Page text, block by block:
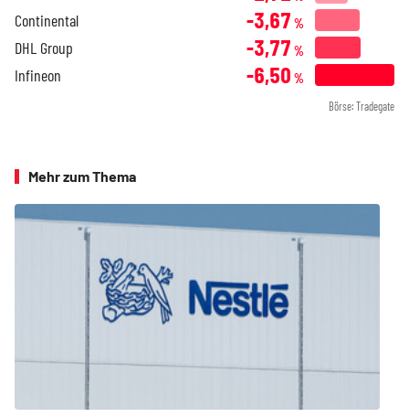
Continental -3,67 %
DHL Group -3,77 %
Infineon -6,50 %
Börse: Tradegate
Mehr zum Thema